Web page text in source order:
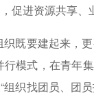
促进资源共享、
既要建起来，更
行模式，在青年
组织找团员、团